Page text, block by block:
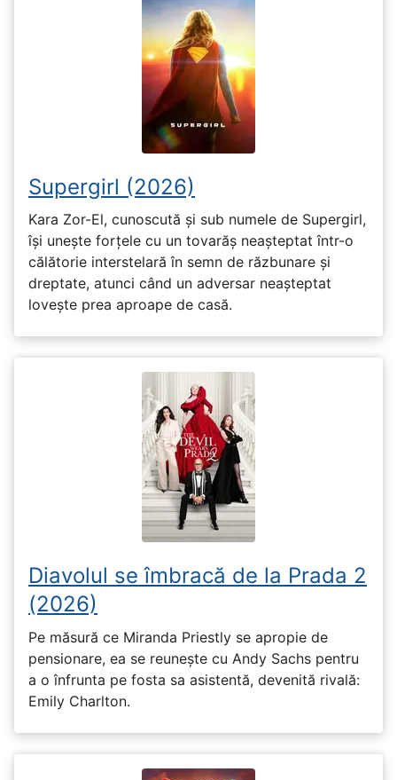
Supergirl (2026)
Kara Zor-El, cunoscută și sub numele de Supergirl,
își unește forțele cu un tovarăș neașteptat într-o
călătorie interstelară în semn de răzbunare și
dreptate, atunci când un adversar neașteptat
lovește prea aproape de casă.
Diavolul se îmbracă de la Prada 2
(2026)
Pe măsură ce Miranda Priestly se apropie de
pensionare, ea se reunește cu Andy Sachs pentru
a o înfrunta pe fosta sa asistentă, devenită rivală:
Emily Charlton.